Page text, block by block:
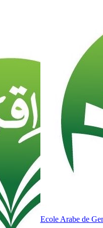
Ecole Arabe de